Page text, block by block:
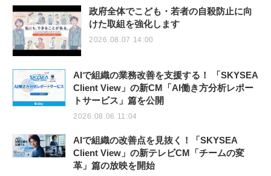
政府全体でこども・若者の自殺防止に向
けた取組を強化します
2026.08.07 14:00
AIで組織の業務改善を支援する！ 「SKYSEA
Client View」の新CM「AI働き方分析レポー
トサービス」篇を公開
2026.08.06 11:04
AIで組織の改善点を見抜く！「SKYSEA
Client View」の新テレビCM「チームの変
革」篇の放映を開始